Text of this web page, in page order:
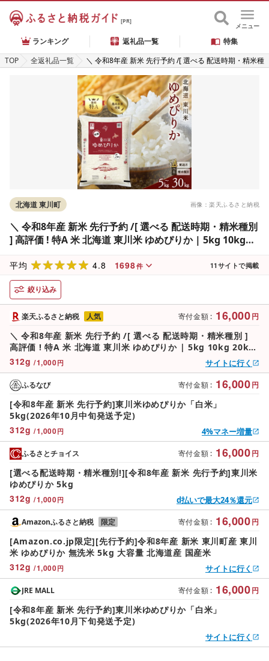
[PR]
メニュー
ランキング 返礼品一覧
特集
TOP
全返礼品一覧
＼ 令和8年産 新米 先行予約 /[ 選べる 配送時期・精米種
別 ] 高評価 ! 特A 米 北海道 東川米 ゆめぴりか | 5kg 10
kg 20kg 30kg 無洗米 白米 精米 北海道米 単一米 産地限
定米 ブランド米 こめ 米 お米 ご飯 ごはん
画像：楽天ふるさと納税
北海道 東川町
＼ 令和8年産 新米 先行予約 /[ 選べる 配送時期・精米種別
] 高評価 ! 特A 米 北海道 東川米 ゆめぴりか | 5kg 10kg
ブランド米 こめ 米 お米 ご飯 ごはん
平均 4.8 1698件 11サイトで掲載
絞り込み
寄付金額 : 16,000円
312g /1,000円
楽天ふるさと納税
＼ 令和8年産 新米 先行予約 /[ 選べる 配送時期・精米種別 ]
高評価 ! 特A 米 北海道 東川米 ゆめぴりか | 5kg 10kg 20kg
30kg 無洗米 白米 精米 北海道米 単一米 産地限定米 ブランド
米 こめ 米 お米 ご飯 ごはん
人気
サイトに行く
寄付金額 : 16,000円
312g /1,000円
ふるなび
[令和8年産 新米 先行予約]東川米ゆめぴりか「白米」
5kg(2026年10月中旬発送予定)
4%マネー増量
寄付金額 : 16,000円
312g /1,000円
ふるさとチョイス
[選べる配送時期・精米種別!][令和8年産 新米 先行予約]東川米
ゆめぴりか 5kg
d払いで最大24％還元
寄付金額 : 16,000円
312g /1,000円
Amazonふるさと納税
[Amazon.co.jp限定][先行予約]令和8年産 新米 東川町産 東川
米 ゆめぴりか 無洗米 5kg 大容量 北海道産 国産米
限定
サイトに行く
寄付金額 : 16,000円
JRE MALL
[令和8年産 新米 先行予約]東川米ゆめぴりか「白米」
5kg(2026年10月下旬発送予定)
サイトに行く